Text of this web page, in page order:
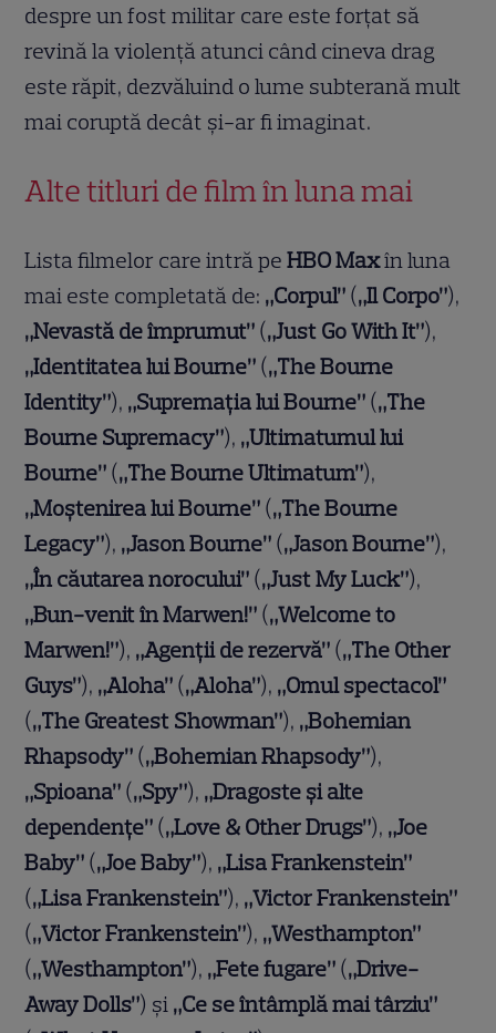
despre un fost militar care este forțat să
revină la violență atunci când cineva drag
este răpit, dezvăluind o lume subterană mult
mai coruptă decât și-ar fi imaginat.
Alte titluri de film în luna mai
Lista filmelor care intră peHBO Maxîn luna
mai este completată de: „Corpul” („Il Corpo”),
„Nevastă de împrumut” („Just Go With It”),
„Identitatea lui Bourne” („The Bourne
Identity”), „Supremația lui Bourne” („The
Bourne Supremacy”), „Ultimatumul lui
Bourne” („The Bourne Ultimatum”),
„Moștenirea lui Bourne” („The Bourne
Legacy”), „Jason Bourne” („Jason Bourne”),
„În căutarea norocului” („Just My Luck”),
„Bun-venit în Marwen!” („Welcome to
Marwen!”), „Agenții de rezervă” („The Other
Guys”), „Aloha” („Aloha”), „Omul spectacol”
(„The Greatest Showman”), „Bohemian
Rhapsody” („Bohemian Rhapsody”),
„Spioana” („Spy”), „Dragoste și alte
dependențe” („Love & Other Drugs”), „Joe
Baby” („Joe Baby”), „Lisa Frankenstein”
(„Lisa Frankenstein”), „Victor Frankenstein”
(„Victor Frankenstein”), „Westhampton”
(„Westhampton”), „Fete fugare” („Drive-
Away Dolls”) și „Ce se întâmplă mai târziu”